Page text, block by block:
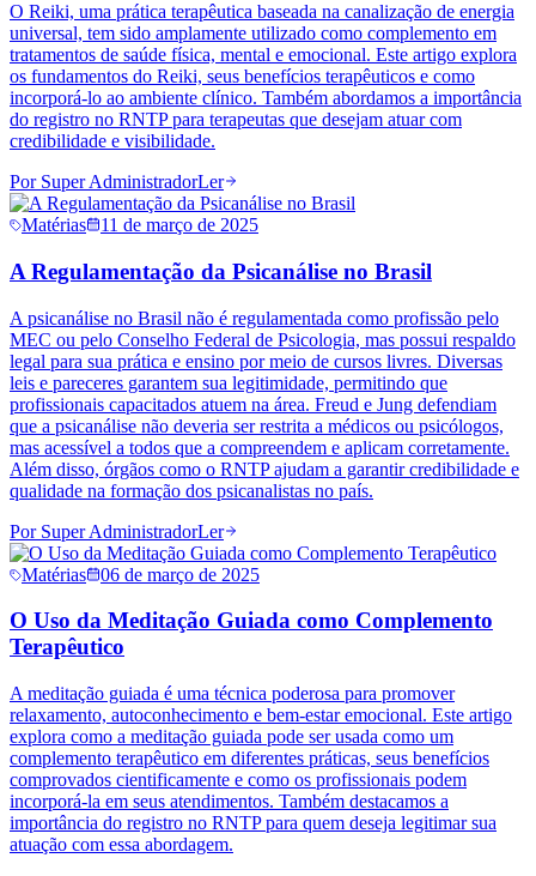
O Reiki, uma prática terapêutica baseada na canalização de energia
universal, tem sido amplamente utilizado como complemento em
tratamentos de saúde física, mental e emocional. Este artigo explora
os fundamentos do Reiki, seus benefícios terapêuticos e como
incorporá-lo ao ambiente clínico. Também abordamos a importância
do registro no RNTP para terapeutas que desejam atuar com
credibilidade e visibilidade.
Por Super AdministradorLer
Matérias 11 de março de 2025
A Regulamentação da Psicanálise no Brasil
A psicanálise no Brasil não é regulamentada como profissão pelo
MEC ou pelo Conselho Federal de Psicologia, mas possui respaldo
legal para sua prática e ensino por meio de cursos livres. Diversas
leis e pareceres garantem sua legitimidade, permitindo que
profissionais capacitados atuem na área. Freud e Jung defendiam
que a psicanálise não deveria ser restrita a médicos ou psicólogos,
mas acessível a todos que a compreendem e aplicam corretamente.
Além disso, órgãos como o RNTP ajudam a garantir credibilidade e
qualidade na formação dos psicanalistas no país.
Por Super AdministradorLer
Matérias 06 de março de 2025
O Uso da Meditação Guiada como Complemento
Terapêutico
A meditação guiada é uma técnica poderosa para promover
relaxamento, autoconhecimento e bem-estar emocional. Este artigo
explora como a meditação guiada pode ser usada como um
complemento terapêutico em diferentes práticas, seus benefícios
comprovados cientificamente e como os profissionais podem
incorporá-la em seus atendimentos. Também destacamos a
importância do registro no RNTP para quem deseja legitimar sua
atuação com essa abordagem.